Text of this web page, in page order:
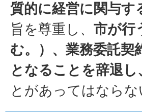
質的に経営に関与す
旨を尊重し、 市が行
む。）、業務委託契
となることを辞退し
とがあってはならな